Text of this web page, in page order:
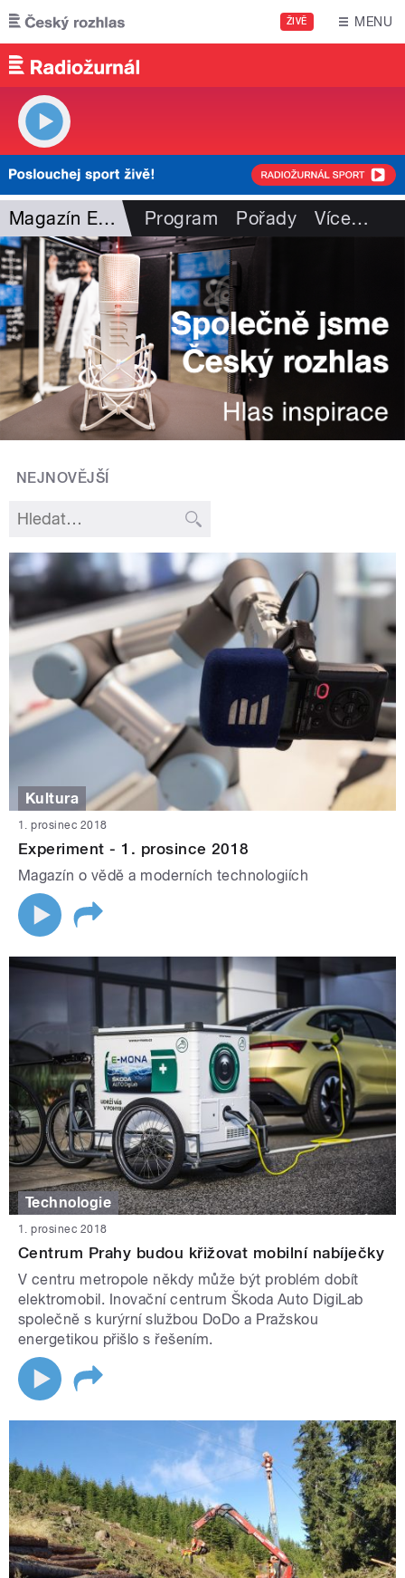
Přejít k hlavnímu obsahu
ŽIVĚ MENU
Magazín Experiment Program Pořady Více…
NEJNOVĚJŠÍ
Kultura
1. prosinec 2018
Experiment - 1. prosince 2018
Magazín o vědě a moderních technologiích
Technologie
1. prosinec 2018
Centrum Prahy budou křižovat mobilní nabíječky
V centru metropole někdy může být problém dobít
elektromobil. Inovační centrum Škoda Auto DigiLab
společně s kurýrní službou DoDo a Pražskou
energetikou přišlo s řešením.